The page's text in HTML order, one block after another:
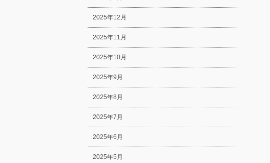
2025年12月
2025年11月
2025年10月
2025年9月
2025年8月
2025年7月
2025年6月
2025年5月